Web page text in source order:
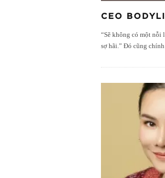
CEO
“Sẽ không có một nỗi
sợ hãi.” Đó cũng